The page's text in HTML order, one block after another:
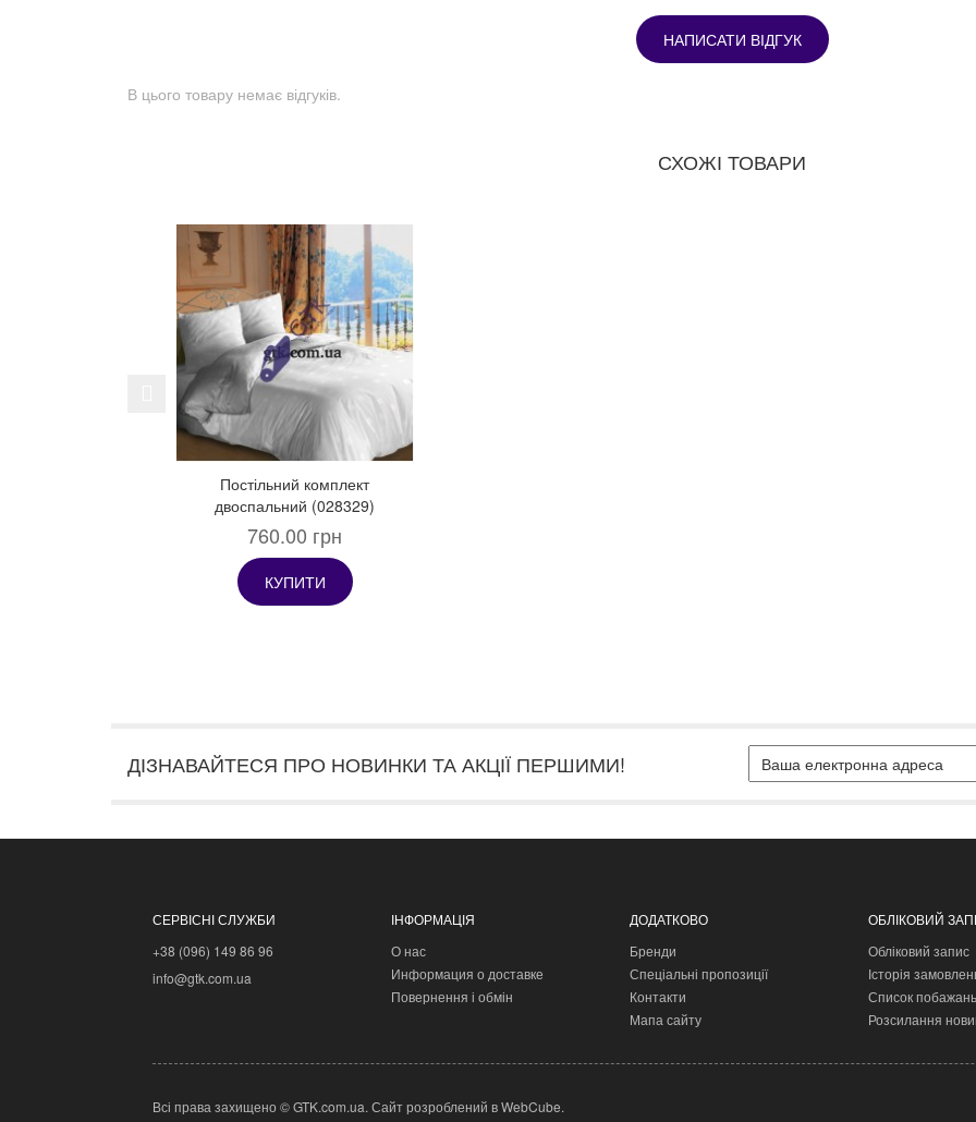
НАПИСАТИ ВІДГУК
В цього товару немає відгуків.
СХОЖІ ТОВАРИ
Постільний комплект
двоспальний (028329)
760.00 грн
КУПИТИ
Previous
ДІЗНАВАЙТЕСЯ ПРО НОВИНКИ ТА АКЦІЇ ПЕРШИМИ!
СЕРВІСНІ СЛУЖБИ
+38 (096) 149 86 96
info@gtk.com.ua
ІНФОРМАЦІЯ
О нас
Информация о доставке
Повернення і обмін
ДОДАТКОВО
Бренди
Спеціальні пропозиції
Контакти
Мапа сайту
ОБЛІКОВИЙ
Обліковий запис
Історія
Список побажань
Розсилання
Всі права захищено © GTK.com.ua. Сайт розроблений вWebCube.